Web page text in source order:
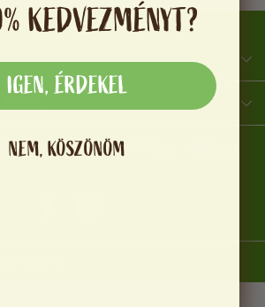
KEDVEZMÉNYT?
IGEN, ÉRDEKEL
NEM, KÖSZÖNÖM